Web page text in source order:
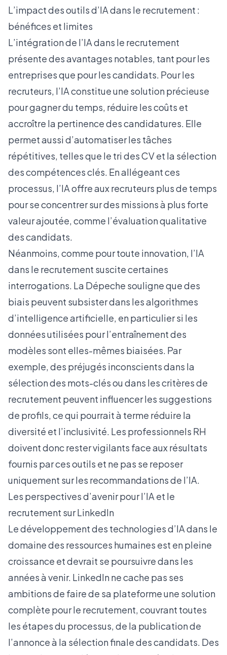
L’impact des outils d’IA dans le recrutement :
bénéfices et limites
L’intégration de l’IA dans le recrutement
présente des avantages notables, tant pour les
entreprises que pour les candidats. Pour les
recruteurs, l’IA constitue une solution précieuse
pour gagner du temps, réduire les coûts et
accroître la pertinence des candidatures. Elle
permet aussi d’automatiser les tâches
répétitives, telles que le tri des CV et la sélection
des compétences clés. En allégeant ces
processus, l’IA offre aux recruteurs plus de temps
pour se concentrer sur des missions à plus forte
valeur ajoutée, comme l’évaluation qualitative
des candidats.
Néanmoins, comme pour toute innovation, l’IA
dans le recrutement suscite certaines
interrogations. La Dépeche souligne que des
biais peuvent subsister dans les algorithmes
d’intelligence artificielle, en particulier si les
données utilisées pour l’entraînement des
modèles sont elles-mêmes biaisées. Par
exemple, des préjugés inconscients dans la
sélection des mots-clés ou dans les critères de
recrutement peuvent influencer les suggestions
de profils, ce qui pourrait à terme réduire la
diversité et l’inclusivité. Les professionnels RH
doivent donc rester vigilants face aux résultats
fournis par ces outils et ne pas se reposer
uniquement sur les recommandations de l’IA.
Les perspectives d’avenir pour l’IA et le
recrutement sur LinkedIn
Le développement des technologies d’IA dans le
domaine des ressources humaines est en pleine
croissance et devrait se poursuivre dans les
années à venir. LinkedIn ne cache pas ses
ambitions de faire de sa plateforme une solution
complète pour le recrutement, couvrant toutes
les étapes du processus, de la publication de
l’annonce à la sélection finale des candidats. Des